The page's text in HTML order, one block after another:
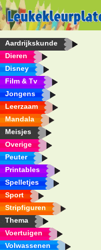
Aardrijkskunde
Dieren
Disney
Film & Tv
Jongens
Leerzaam
Mandala
Meisjes
Overige
Peuter
Printables
Spelletjes
Sport
Stripfiguren
Thema
Voertuigen
Volwassenen